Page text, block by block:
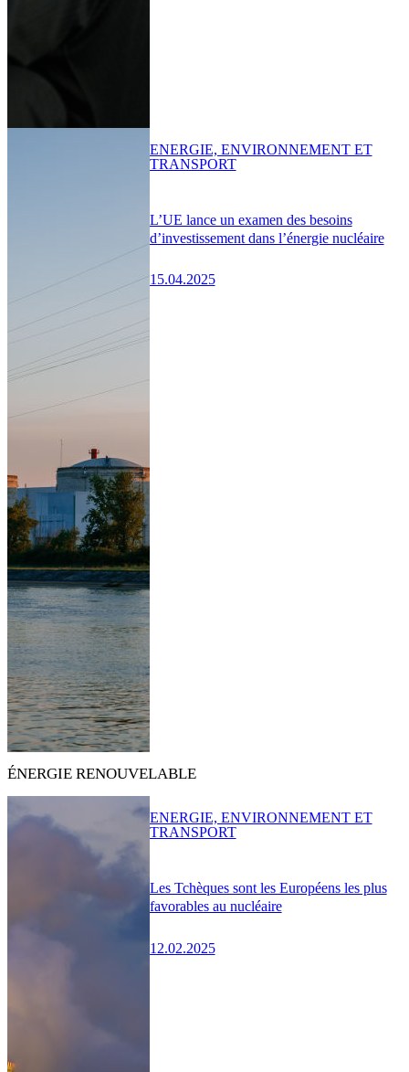
L’UE lance un examen des besoins
d’investissement dans l’énergie nucléaire
15.04.2025
ENERGIE, ENVIRONNEMENT ET
TRANSPORT
ÉNERGIE RENOUVELABLE
Les Tchèques sont les Européens les plus
favorables au nucléaire
12.02.2025
ENERGIE, ENVIRONNEMENT ET
TRANSPORT